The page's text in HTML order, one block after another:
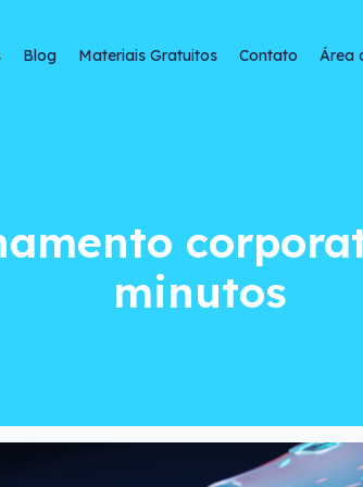
Blog Materiais Gratuitos Contato Área
minutos